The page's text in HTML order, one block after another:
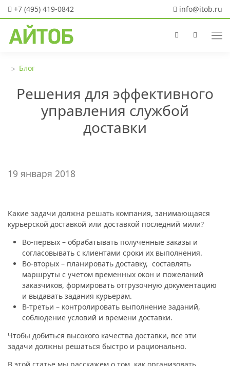
+7 (495) 419-0842 info@itob.ru
Блог
Решения для эффективного
управления службой
доставки
19 января 2018
Какие задачи должна решать компания, занимающаяся
курьерской доставкой или доставкой последний мили?
Во-первых – обрабатывать полученные заказы и
согласовывать с клиентами сроки их выполнения.
Во-вторых – планировать доставку, составлять
маршруты с учетом временных окон и пожеланий
заказчиков, формировать отгрузочную документацию
и выдавать задания курьерам.
В-третьи – контролировать выполнение заданий,
соблюдение условий и времени доставки.
Чтобы добиться высокого качества доставки, все эти
задачи должны решаться быстро и рационально.
В этой статье мы расскажем о том, как организовать